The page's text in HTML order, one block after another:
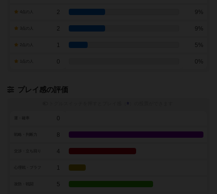
2 9%
2 9%
1 5%
0 0%
プレイ感の評価
※
0
8
交渉・立ち回り 4
1
5